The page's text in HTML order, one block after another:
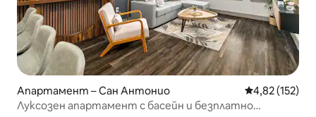
Апартамент – Сан Антонио Средна
4,82 (152)
Луксозен апартамент с басейн и безплатно